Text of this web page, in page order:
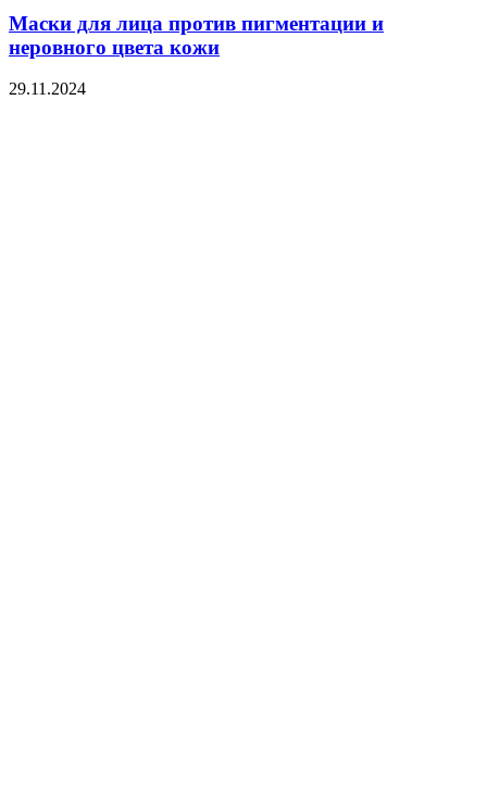
Маски для лица против пигментации и
неровного цвета кожи
29.11.2024